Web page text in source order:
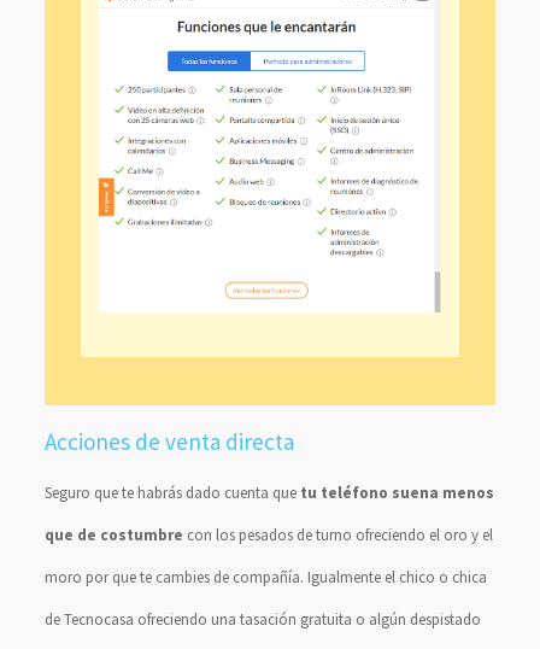
Acciones de venta directa
Seguro que te habrás dado cuenta que tu teléfono suena menos
que de costumbre con los pesados de turno ofreciendo el oro y el
moro por que te cambies de compañía. Igualmente el chico o chica
de Tecnocasa ofreciendo una tasación gratuita o algún despistado